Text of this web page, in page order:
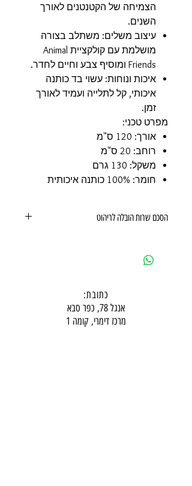
הצמיחה של הקטנטנים לאורך
השנים.
עיצוב משלים: משתלב בצורה
מושלמת עם קולקציית Animal
Friends ומוסיף צבע וחיים לחדר.
איכות ונוחות: עשוי בד כותנה
איכותי, קל לתלייה ועמיד לאורך
זמן.
מפרט טכני:
אורך: 120 ס"מ
רוחב: 20 ס"מ
משקל: 130 גרם
חומר: 100% כותנה איכותית
הסכם שרות הובלה לריהוט
כתובת:
אנגל 78, כפר סבא
מרכז דימרי, קומה 1